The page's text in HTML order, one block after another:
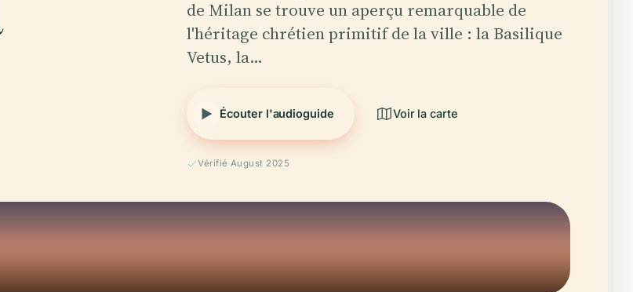
de Milan se trouve un aperçu remarquable de
l'héritage chrétien primitif de la ville : la Basilique
Vetus, la…
Écouter l'audioguide Voir la carte
Vérifié August 2025